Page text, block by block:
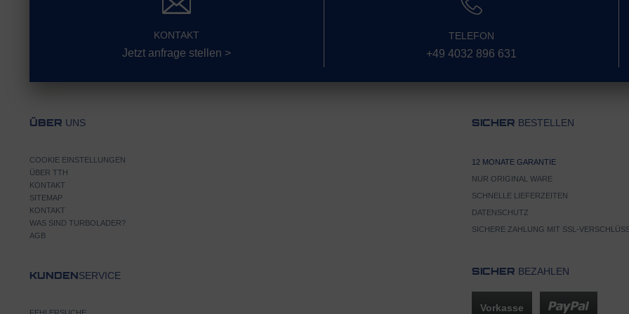
KONTAKT
Jetzt anfrage stellen >
TELEFON
+49 4032 896 631
ÜBER UNS
COOKIE EINSTELLUNGEN
ÜBER TTH
KONTAKT
SITEMAP
KONTAKT
WAS SIND TURBOLADER?
AGB
KUNDENSERVICE
SICHER BESTELLEN
12 MONATE GARANTIE
NUR ORIGINAL WARE
SCHNELLE LIEFERZEITEN
DATENSCHUTZ
SICHERE ZAHLUNG MIT SSL-
SICHER BEZAHLEN
Vorkasse